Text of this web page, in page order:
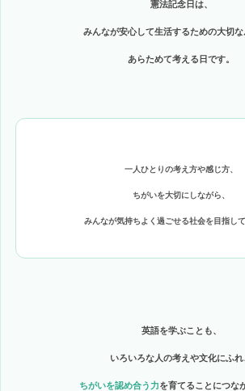
憲法記念日は、
みんなが安心して生活するための大切
あらためて考える日です。
一人ひとりの考え方や感じ方、
ちがいを大切にしながら、
みんなが気持ちよく過ごせる社会を目指して
英語を学ぶことも、
いろいろな人の考えや文化にふれ
ちがいを認め合う力を育てることにつな